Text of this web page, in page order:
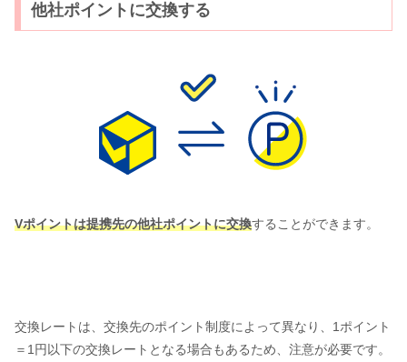
他社ポイントに交換する
Vポイントは提携先の他社ポイントに交換することができます。
交換レートは、交換先のポイント制度によって異なり、1ポイント
＝1円以下の交換レートとなる場合もあるため、注意が必要です。